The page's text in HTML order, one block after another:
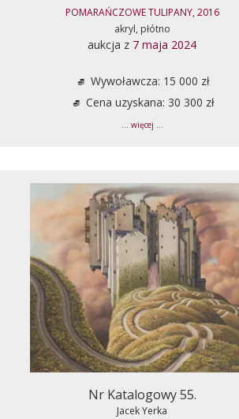
POMARAŃCZOWE TULIPANY, 2016
akryl, płótno
aukcja z 7 maja 2024
Wywoławcza: 15 000 zł
Cena uzyskana: 30 300 zł
... więcej ...
Nr Katalogowy 55.
Jacek Yerka